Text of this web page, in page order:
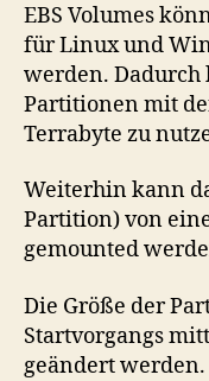
EBS Volumes
für Linux und
werden. Dadurch
Partitionen mit
Terrabyte zu
Weiterhin kann
Partition) von
gemounted
Die Größe der
Startvorgangs
geändert werden.